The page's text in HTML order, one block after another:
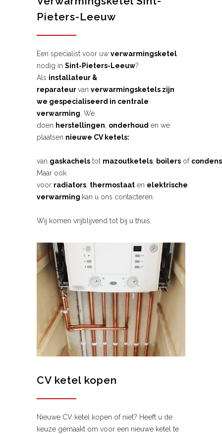
Pieters-Leeuw
Een specialist voor uw verwarmingsketel
nodig in Sint-Pieters-Leeuw?
Als installateur &
reparateurvan verwarmingsketels zijn
we gespecialiseerd in centrale
verwarming . We
doen herstellingen onderhoud en we
plaatsen nieuwe CV ketels:
van gaskachels tot mazoutketels boilers of
Maar ook
voor radiators thermostaat en elektrische
verwarming kan u ons contacteren.
Wij komen vrijblijvend tot bij u thuis.
CV ketel kopen
Nieuwe CV ketel kopen of niet? Heeft u de
keuze gemaakt om voor een nieuwe ketel te